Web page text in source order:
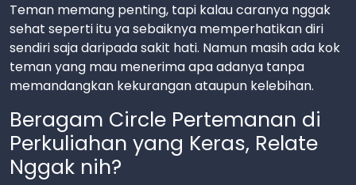
Teman memang penting, tapi kalau caranya nggak
sehat seperti itu ya sebaiknya memperhatikan diri
sendiri saja daripada sakit hati. Namun masih ada kok
teman yang mau menerima apa adanya tanpa
memandangkan kekurangan ataupun kelebihan.
Beragam Circle Pertemanan di
Perkuliahan yang Keras, Relate
Nggak nih?